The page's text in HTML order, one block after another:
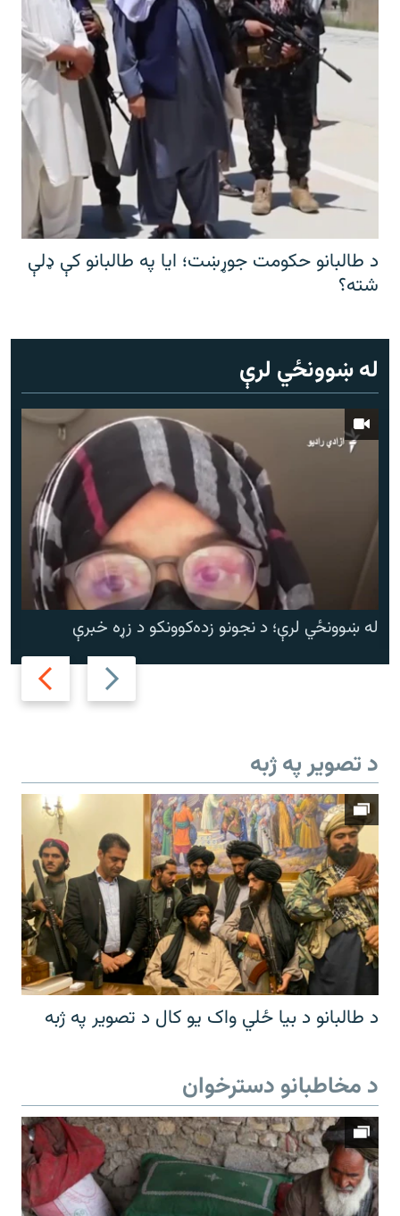
د طالبانو حکومت جوړښت؛ ایا په طالبانو کې ډلې
شته؟
له ښوونځي لرې
Previous
slide
Next
slide
له ښوونځي لرې؛ د نجونو زده‌کوونکو د زړه خبرې
د تصویر په ژبه
د طالبانو د بیا ځلي واک یو کال د تصویر په ژبه
د مخاطبانو دسترخوان